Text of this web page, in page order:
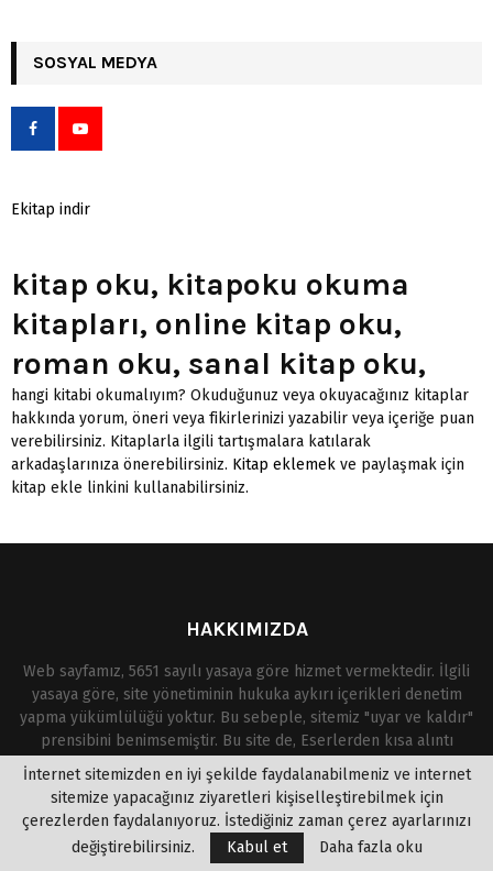
SOSYAL MEDYA
Ekitap indir
kitap oku, kitapoku okuma
kitapları, online kitap oku,
roman oku, sanal kitap oku,
hangi kitabi okumalıyım? Okuduğunuz veya okuyacağınız kitaplar
hakkında yorum, öneri veya fikirlerinizi yazabilir veya içeriğe puan
verebilirsiniz. Kitaplarla ilgili tartışmalara katılarak
arkadaşlarınıza önerebilirsiniz. Kitap eklemek ve paylaşmak için
kitap ekle linkini kullanabilirsiniz.
HAKKIMIZDA
Web sayfamız, 5651 sayılı yasaya göre hizmet vermektedir. İlgili
yasaya göre, site yönetiminin hukuka aykırı içerikleri denetim
yapma yükümlülüğü yoktur. Bu sebeple, sitemiz "uyar ve kaldır"
prensibini benimsemiştir. Bu site de, Eserlerden kısa alıntı
yapılarak okuyuculara kitabı tanıtma amacı güdülmüştür. Telif
hakkına mevzu olan eserlerin yasal olmayan bir şekilde paylaşıma
açıldığını ve yasal haklarına uyulmadığını düşünüyorsanız,
aşağıdaki mail adresinden ulaşabilirsiniz. Kanunlar ve
yönetmelikler çerçevesinde içerik kısa içinde kaldırılıp size dönüş
İnternet sitemizden en iyi şekilde faydalanabilmeniz ve internet
sitemize yapacağınız ziyaretleri kişiselleştirebilmek için
çerezlerden faydalanıyoruz. İstediğiniz zaman çerez ayarlarınızı
değiştirebilirsiniz.
Kabul et Daha fazla oku